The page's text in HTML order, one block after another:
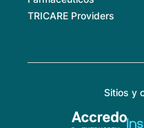
TRICARE Providers
Sitios y